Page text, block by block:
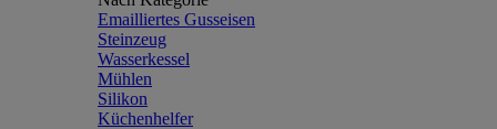
Emailliertes Gusseisen
Steinzeug
Wasserkessel
Mühlen
Silikon
Küchenhelfer